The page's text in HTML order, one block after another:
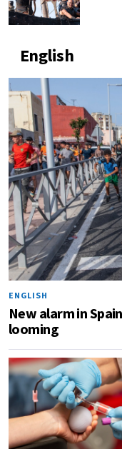
English
ENGLISH
New alarm in
looming